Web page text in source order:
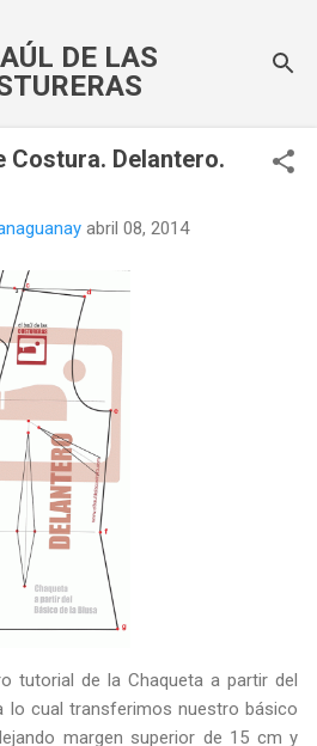
DE LAS
Costura. Delantero.
abril 08, 2014
tutorial de la Chaqueta a partir del
lo cual transferimos nuestro básico
margen superior de 15 cm y